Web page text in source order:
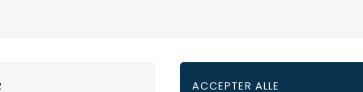
for at finde det bedste udvalg af Forgyldte Brocher. Vi
designs og trends.